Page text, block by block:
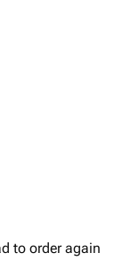
to order again